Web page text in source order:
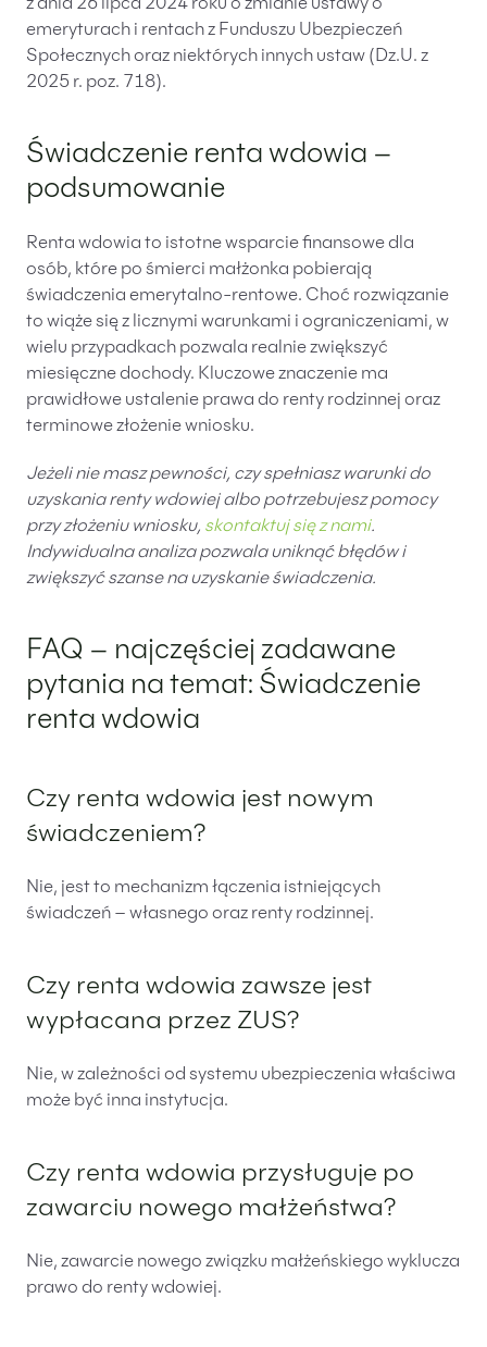
z dnia 26 lipca 2024 roku o zmianie ustawy o
emeryturach i rentach z Funduszu Ubezpieczeń
Społecznych oraz niektórych innych ustaw (Dz.U. z
2025 r. poz. 718).
Świadczenie renta wdowia –
podsumowanie
Renta wdowia to istotne wsparcie finansowe dla
osób, które po śmierci małżonka pobierają
świadczenia emerytalno-rentowe. Choć rozwiązanie
to wiąże się z licznymi warunkami i ograniczeniami, w
wielu przypadkach pozwala realnie zwiększyć
miesięczne dochody. Kluczowe znaczenie ma
prawidłowe ustalenie prawa do renty rodzinnej oraz
terminowe złożenie wniosku.
Jeżeli nie masz pewności, czy spełniasz warunki do
uzyskania renty wdowiej albo potrzebujesz pomocy
przy złożeniu wniosku, skontaktuj się z nami.
Indywidualna analiza pozwala uniknąć błędów i
zwiększyć szanse na uzyskanie świadczenia.
FAQ – najczęściej zadawane
pytania na temat: Świadczenie
renta wdowia
Czy renta wdowia jest nowym
świadczeniem?
Nie, jest to mechanizm łączenia istniejących
świadczeń – własnego oraz renty rodzinnej.
Czy renta wdowia zawsze jest
wypłacana przez ZUS?
Nie, w zależności od systemu ubezpieczenia właściwa
może być inna instytucja.
Czy renta wdowia przysługuje po
zawarciu nowego małżeństwa?
Nie, zawarcie nowego związku małżeńskiego wyklucza
prawo do renty wdowiej.